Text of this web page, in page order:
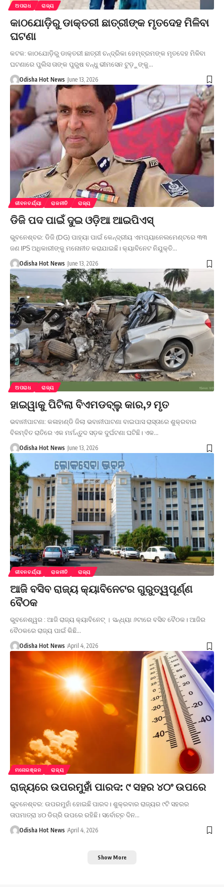
ଅପରାଧ ରାଜ୍ୟ
କାଠଯୋଡ଼ିରୁ ଡାକ୍ତରୀ ଛାତ୍ରୀଙ୍କ ମୃତଦେହ ମିଳିବା
ଘଟଣା
କଟକ: କାଠଯୋଡ଼ିରୁ ଡାକ୍ତରୀ ଛାତ୍ରୀ ଚନ୍ଦ୍ରିକା ହେମ୍ବ୍ରମଙ୍କ ମୃତଦେହ ମିଳିବା
ଘଟଣାରେ ପୁଲିସ ତାଙ୍କ ପୁରୁଷ ବନ୍ଧୁ ଭୀମସେନ ଟୁଡ଼ୁଙ୍କୁ…
Odisha Hot News June 13, 2026
ଜୀବନଚର୍ଯ୍ୟା ରାଜନୀତି ରାଜ୍ୟ
ଡିଜି ପଦ ପାଇଁ ଦୁଇ ଓଡ଼ିଆ ଆଇପିଏସ୍
ଭୁବନେଶ୍ବର: ଡିଜି (DG) ପାହ୍ୟା ପାଇଁ କେନ୍ଦ୍ରୀୟ ଏମପ୍ୟାନେଲମେଣ୍ଟରେ ୩୩
ଜଣ IPS ଅଧିକାରୀଙ୍କୁ ମନୋନୀତ କରାଯାଇଛି। କ୍ୟାବିନେଟ ନିଯୁକ୍ତି…
Odisha Hot News June 13, 2026
ଅପରାଧ ରାଜ୍ୟ
ହାଇୱାକୁ ପିଟିଲା ବିଏମଡବ୍ଲୁ କାର,୨ ମୃତ
ଭବାନୀପାଟଣା: କଳାହାଣ୍ଡି ଜିଲା ଭବାନୀପାଟଣା ବାଇପାସ ରାସ୍ତାରେ ଶୁକ୍ରବାର
ବିଳମ୍ବିତ ରାତିରେ ଏକ ମର୍ମନ୍ତୁଦ ସଡ଼କ ଦୁର୍ଘଟଣା ଘଟିଛି। ଏକ…
Odisha Hot News June 13, 2026
ଜୀବନଚର୍ଯ୍ୟା ରାଜନୀତି ରାଜ୍ୟ
ଆଜି ବସିବ ରାଜ୍ୟ କ୍ୟାବିନେଟର ଗୁରୁତ୍ୱପୂର୍ଣ୍ଣ
ବୈଠକ
ଭୁବନେଶ୍ୱର : ଆଜି ରାଜ୍ୟ କ୍ୟାବିନେଟ୍ । ସନ୍ଧ୍ୟା ୬ଟାରେ ବସିବ ବୈଠକ। ଆଜିର
ବୈଠକରେ ରାଜ୍ୟ ପାଇଁ କିଛି…
Odisha Hot News April 4, 2026
ମନୋରଞ୍ଜନ ରାଜ୍ୟ
ରାଜ୍ୟରେ ଉପରମୁହାଁ ପାରଦ: ୯ ସହର ୪୦ଂ ଉପରେ
ଭୁବନେଶ୍ବର: ଉପରମୁହାଁ ହୋଇଛି ପାରଦ। ଶୁକ୍ରବାର ରାଜ୍ୟର ୯ଟି ସହରର
ତାପମାତ୍ରା ୪୦ ଡିଗ୍ରି ଉପରେ ରହିଛି। ସର୍ବୋଚ୍ଚ ଦିନ…
Odisha Hot News April 4, 2026
Show More